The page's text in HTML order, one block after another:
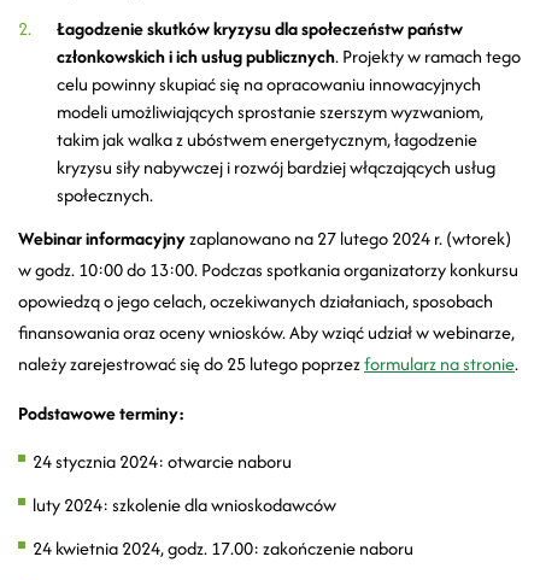
Łagodzenie skutków kryzysu dla społeczeństw państw
członkowskich i ich usług publicznych. Projekty w ramach tego
celu powinny skupiać się na opracowaniu innowacyjnych
modeli umożliwiających sprostanie szerszym wyzwaniom,
takim jak walka z ubóstwem energetycznym, łagodzenie
kryzysu siły nabywczej i rozwój bardziej włączających usług
społecznych.
Webinar informacyjnyzaplanowano na 27 lutego 2024 r. (wtorek)
w godz. 10:00 do 13:00. Podczas spotkania organizatorzy konkursu
opowiedzą o jego celach, oczekiwanych działaniach, sposobach
finansowania oraz oceny wniosków. Aby wziąć udział w webinarze,
należy zarejestrować się do 25 lutego poprzezformularz na stronie.
Podstawowe terminy:
24 stycznia 2024: otwarcie naboru
luty 2024: szkolenie dla wnioskodawców
24 kwietnia 2024, godz. 17.00: zakończenie naboru